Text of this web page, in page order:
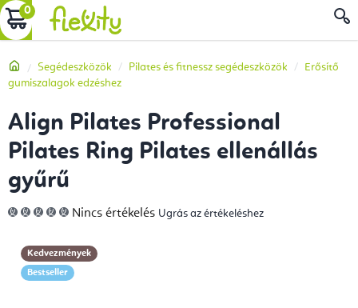
Ugrás
a
tartalomhoz
KOSÁR
Kezdőlap
Segédeszközök Pilates és fitnessz segédeszközök
Erősítő
gumiszalagok edzéshez
Align Pilates Professional
Pilates Ring Pilates ellenállás
gyűrű
A
termék
5-
ből
0,0
csillag.
Nincs értékelés Ugrás az értékeléshez
Kedvezmények
Bestseller